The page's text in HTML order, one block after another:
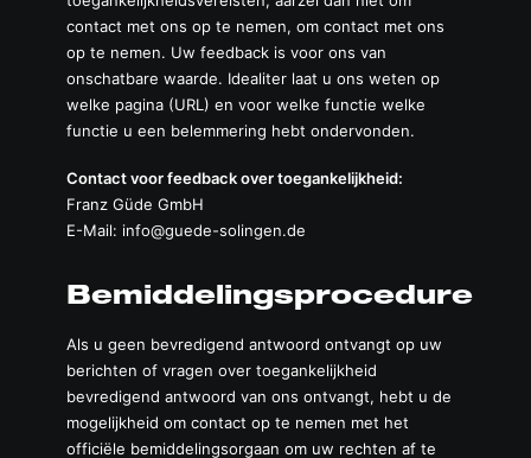
contact met ons op te nemen, om contact met ons
op te nemen. Uw feedback is voor ons van
onschatbare waarde. Idealiter laat u ons weten op
welke pagina (URL) en voor welke functie welke
functie u een belemmering hebt ondervonden.
Contact voor feedback over toegankelijkheid:
Franz Güde GmbH
E-Mail: info@guede-solingen.de
Bemiddelingsprocedure
Als u geen bevredigend antwoord ontvangt op uw
berichten of vragen over toegankelijkheid
bevredigend antwoord van ons ontvangt, hebt u de
mogelijkheid om contact op te nemen met het
officiële bemiddelingsorgaan om uw rechten af te